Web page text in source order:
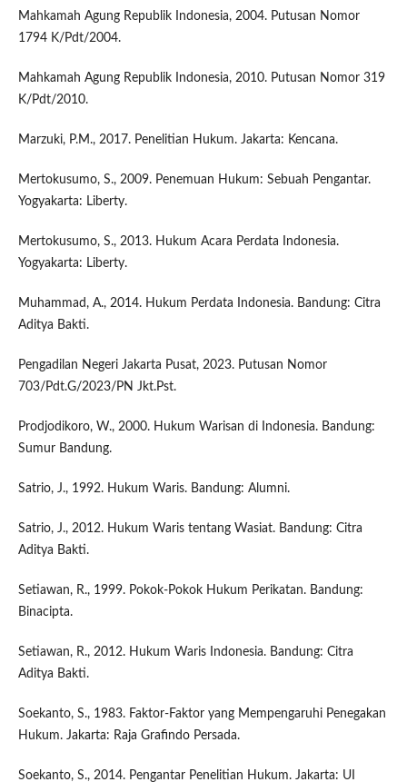
Mahkamah Agung Republik Indonesia, 2004. Putusan Nomor
1794 K/Pdt/2004.
Mahkamah Agung Republik Indonesia, 2010. Putusan Nomor 319
K/Pdt/2010.
Marzuki, P.M., 2017. Penelitian Hukum. Jakarta: Kencana.
Mertokusumo, S., 2009. Penemuan Hukum: Sebuah Pengantar.
Yogyakarta: Liberty.
Mertokusumo, S., 2013. Hukum Acara Perdata Indonesia.
Yogyakarta: Liberty.
Muhammad, A., 2014. Hukum Perdata Indonesia. Bandung: Citra
Aditya Bakti.
Pengadilan Negeri Jakarta Pusat, 2023. Putusan Nomor
703/Pdt.G/2023/PN Jkt.Pst.
Prodjodikoro, W., 2000. Hukum Warisan di Indonesia. Bandung:
Sumur Bandung.
Satrio, J., 1992. Hukum Waris. Bandung: Alumni.
Satrio, J., 2012. Hukum Waris tentang Wasiat. Bandung: Citra
Aditya Bakti.
Setiawan, R., 1999. Pokok-Pokok Hukum Perikatan. Bandung:
Binacipta.
Setiawan, R., 2012. Hukum Waris Indonesia. Bandung: Citra
Aditya Bakti.
Soekanto, S., 1983. Faktor-Faktor yang Mempengaruhi Penegakan
Hukum. Jakarta: Raja Grafindo Persada.
Soekanto, S., 2014. Pengantar Penelitian Hukum. Jakarta: UI